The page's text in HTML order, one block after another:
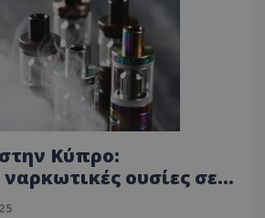
Κύπρο:
ουσίες σε
τσιγάρων